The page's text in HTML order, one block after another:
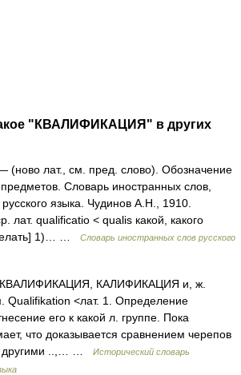
"КВАЛИФИКАЦИЯ" в других
(ново лат., см. пред. слово). Обозначение
предметов. Словарь иностранных слов,
языка. Чудинов А.Н., 1910.
qualificatio < qualis какой, какого
1)… …
Словарь иностранных слов русского
КАЛИФИКАЦИЯ и, ж.
Qualifikation <лат. 1. Определение
его к какой л. группе. Пока
что доказывается сравнением черепов
другими ..,… …
Исторический словарь